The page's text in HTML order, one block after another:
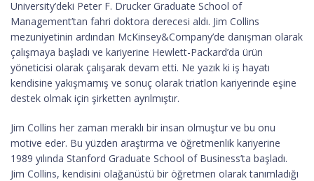
University’deki Peter F. Drucker Graduate School of
Management’tan fahri doktora derecesi aldı. Jim Collins
mezuniyetinin ardından McKinsey&Company’de danışman olarak
çalışmaya başladı ve kariyerine Hewlett-Packard’da ürün
yöneticisi olarak çalışarak devam etti. Ne yazık ki iş hayatı
kendisine yakışmamış ve sonuç olarak triatlon kariyerinde eşine
destek olmak için şirketten ayrılmıştır.
Jim Collins her zaman meraklı bir insan olmuştur ve bu onu
motive eder. Bu yüzden araştırma ve öğretmenlik kariyerine
1989 yılında Stanford Graduate School of Business’ta başladı.
Jim Collins, kendisini olağanüstü bir öğretmen olarak tanımladığı